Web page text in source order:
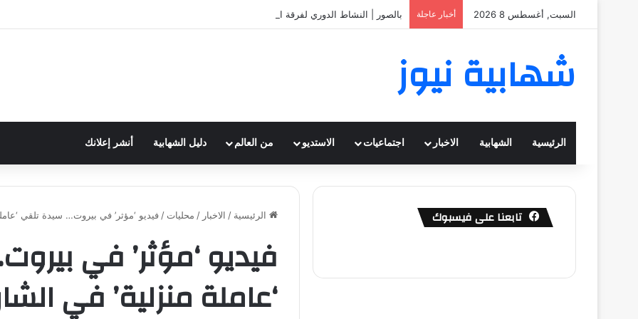
السبت, أغسطس 8 2026 أخبار عاجلة بالصور | النشاط الدوري لفرقة الكشافة في فوج الامام الصادق (ع)
شهابية نيوز
الرئيسية الشهابية الاخبار اجتماعيات الاستديو من العالم دليل الشهابية أنشر إعلانك
الرئيسية / الاخبار / محليات / فيديو ‘مؤثر’ في بيروت… سيدة تلقي
فيديو ‘مؤثر’ في
‘عاملة منزلية’ في
تابعنا على فيسبوك